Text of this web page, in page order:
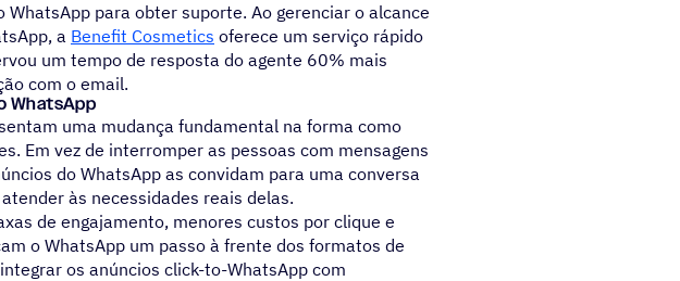
para obter suporte. Ao gerenciar o alcance
a Benefit Cosmetics oferece um serviço rápido
um tempo de resposta do agente 60% mais
com o email.
WhatsApp
uma mudança fundamental na forma como
Em vez de interromper as pessoas com mensagens
do WhatsApp as convidam para uma conversa
às necessidades reais delas.
de engajamento, menores custos por clique e
o WhatsApp um passo à frente dos formatos de
os anúncios click-to-WhatsApp com